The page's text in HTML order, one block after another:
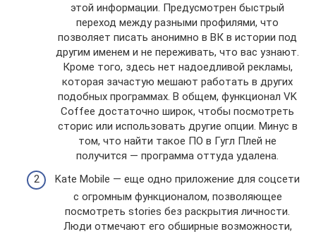
этой информации. Предусмотрен быстрый
переход между разными профилями, что
позволяет писать анонимно в ВК в истории под
другим именем и не переживать, что вас узнают.
Кроме того, здесь нет надоедливой рекламы,
которая зачастую мешают работать в других
подобных программах. В общем, функционал VK
Coffee достаточно широк, чтобы посмотреть
сторис или использовать другие опции. Минус в
том, что найти такое ПО в Гугл Плей не
получится — программа оттуда удалена.
Kate Mobile — еще одно приложение для соцсети
с огромным функционалом, позволяющее
посмотреть stories без раскрытия личности.
Люди отмечают его обширные возможности,